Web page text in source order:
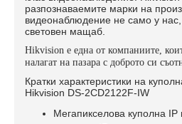
разпознаваемите марки на
видеонаблюдение не само у
световен мащаб.
Hikvision е една от компаниите,
налагат на пазара с доброто си
Кратки характеристики на
Hikvision DS-2CD2122F-IW
Мегапикселова куполна